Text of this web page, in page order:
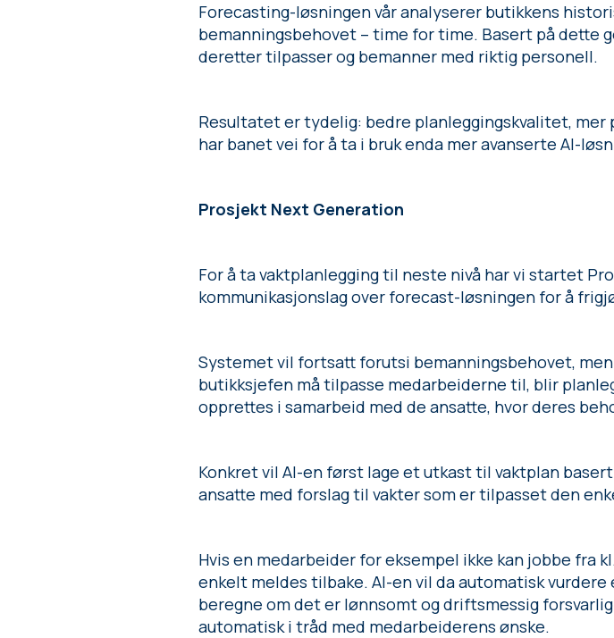
Forecasting-løsningen vår analyserer butikkens
bemanningsbehovet – time for time. Basert på dette
deretter tilpasser og bemanner med riktig personell.
Resultatet er tydelig: bedre planleggingskvalitet, mer
har banet vei for å ta i bruk enda mer avanserte AI-
Prosjekt Next Generation
For å ta vaktplanlegging til neste nivå har vi startet
kommunikasjonslag over forecast-løsningen for å
Systemet vil fortsatt forutsi bemanningsbehovet,
butikksjefen må tilpasse medarbeiderne til, blir
opprettes i samarbeid med de ansatte, hvor deres
Konkret vil AI-en først lage et utkast til vaktplan
ansatte med forslag til vakter som er tilpasset den
Hvis en medarbeider for eksempel ikke kan jobbe fra
enkelt meldes tilbake. AI-en vil da automatisk
beregne om det er lønnsomt og driftsmessig
automatisk i tråd med medarbeiderens ønske.